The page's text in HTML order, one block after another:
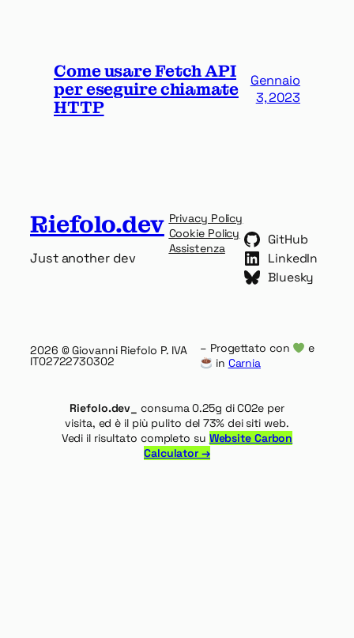
Come usare Fetch API
per eseguire chiamate
HTTP
Gennaio
3, 2023
Riefolo.dev
Just another dev
Privacy Policy
Cookie Policy
Assistenza
GitHub
LinkedIn
Bluesky
2026 © Giovanni Riefolo P. IVA
IT02722730302
– Progettato con
e
in Carnia
Riefolo.dev_
consuma 0.25g di CO2e per
visita, ed è il più pulito del 73% dei siti web.
Vedi il risultato completo su Website Carbon
Calculator →